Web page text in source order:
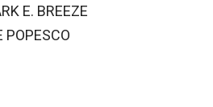
E. BREEZE
POPESCO